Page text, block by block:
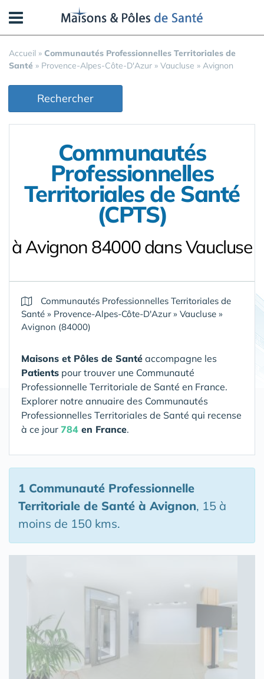
Accueil » Communautés Professionnelles Territoriales de
Santé » Provence-Alpes-Côte-D'Azur » Vaucluse » Avignon
Rechercher
Communautés
Professionnelles
Territoriales de Santé
(CPTS)
à Avignon 84000 dans Vaucluse
Communautés Professionnelles Territoriales de
Santé » Provence-Alpes-Côte-D'Azur» Vaucluse »
Avignon (84000)
Maisons et Pôles de Santé accompagne les
Patients pour trouver une Communauté
Professionnelle Territoriale de Santé en France.
Explorer notre annuaire des Communautés
Professionnelles Territoriales de Santé qui recense
à ce jour 784 en France.
1 Communauté Professionnelle
Territoriale de Santé à Avignon, 15 à
moins de 150 kms.
Panneau de gestion des cookies